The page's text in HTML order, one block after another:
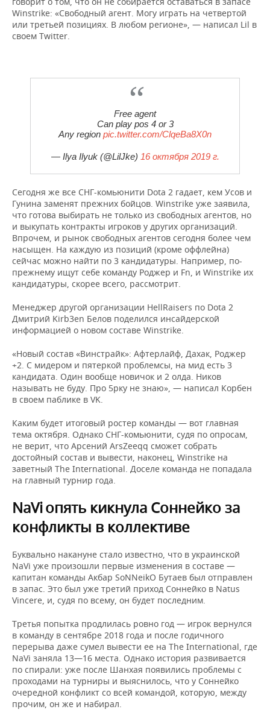
Winstrike: «Свободный агент. Могу играть на четвертой
или третьей позициях. В любом регионе», — написал Lil в
своем Twitter.
Free agent
Can play pos 4 or 3
Any region pic.twitter.com/ClqeBa8X0n
— Ilya Ilyuk (@LilJke) 16 октября 2019 г.
Сегодня же все СНГ-комьюнити Dota 2 гадает, кем Усов и
Гунина заменят прежних бойцов. Winstrike уже заявила,
что готова выбирать не только из свободных агентов, но
и выкупать контракты игроков у других организаций.
Впрочем, и рынок свободных агентов сегодня более чем
насыщен. На каждую из позиций (кроме оффлейна)
сейчас можно найти по 3 кандидатуры. Например, по-
прежнему ищут себе команду Роджер и Fn, и Winstrike их
кандидатуры, скорее всего, рассмотрит.
Менеджер другой организации HellRaisers по Dota 2
Дмитрий Kirb3en Белов поделился инсайдерской
информацией о новом составе Winstrike.
«Новый состав «Винстрайк»: Афтерлайф, Дахак, Роджер
+2. C мидером и пятеркой проблемсы, на мид есть 3
кандидата. Один вообще новичок и 2 олда. Ников
называть не буду. Про 5рку не знаю», — написал Корбен
в своем паблике в VK.
Каким будет итоговый ростер команды — вот главная
тема октября. Однако СНГ-комьюнити, судя по опросам,
не верит, что Арсений ArsZeeqq сможет собрать
достойный состав и вывести, наконец, Winstrike на
заветный The International. Доселе команда не попадала
на главный турнир года.
NaViопять кикнула Соннейко за
конфликты в коллективе
Буквально накануне стало известно, что в украинской
NaVi уже произошли первые изменения в составе —
капитан команды Акбар SoNNeikO Бутаев был отправлен
в запас. Это был уже третий приход Соннейко в Natus
Vincere, и, судя по всему, он будет последним.
Третья попытка продлилась ровно год — игрок вернулся
в команду в сентябре 2018 года и после годичного
перерыва даже сумел вывести ее на The International, где
NaVi заняла 13—16 места. Однако история развивается
по спирали: уже после Шанхая появились проблемы с
проходами на турниры и выяснилось, что у Соннейко
очередной конфликт со всей командой, которую, между
прочим, он же и набирал.